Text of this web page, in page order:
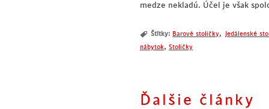
medze nekladú. Účel je však
Štítky: Barové stoličky,
Jedálenské
nábytok, Stoličky
Ďalšie články